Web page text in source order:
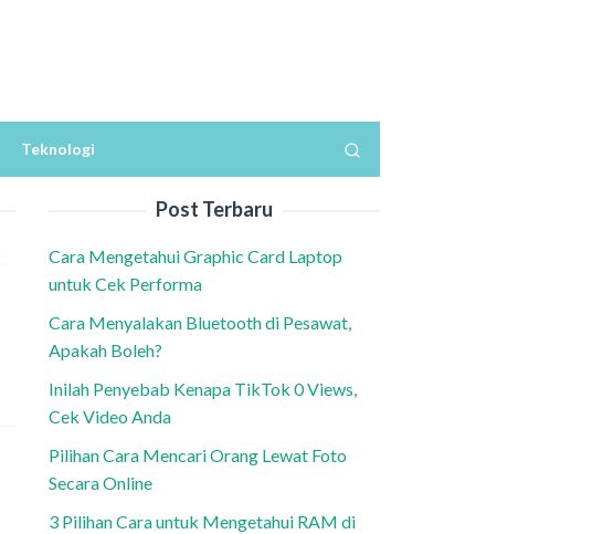
Teknologi
Post Terbaru
Cara Mengetahui Graphic Card Laptop
untuk Cek Performa
Cara Menyalakan Bluetooth di Pesawat,
Apakah Boleh?
Inilah Penyebab Kenapa TikTok 0 Views,
Cek Video Anda
Pilihan Cara Mencari Orang Lewat Foto
Secara Online
3 Pilihan Cara untuk Mengetahui RAM di